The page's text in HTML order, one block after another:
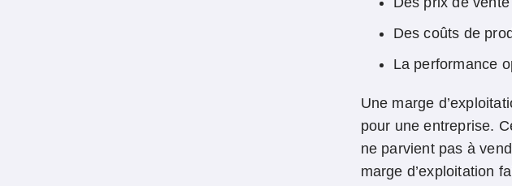
Des coûts de
La performance
Une marge
pour une entreprise.
ne parvient pas à
marge d’exploitation